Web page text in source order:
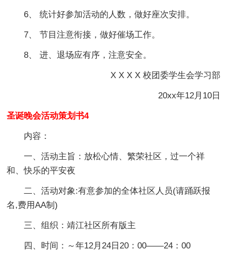
6、 统计好参加活动的人数，做好座次安排。
7、 节目注意衔接，做好催场工作。
8、 进、退场应有序，注意安全。
X X X X 校团委学生会学习部
20xx年12月10日
圣诞晚会活动策划书4
内容：
一、活动主旨：放松心情、繁荣社区，过一个祥
和、快乐的平安夜
二、活动对象:有意参加的全体社区人员(请踊跃报
名,费用AA制)
三、组织：靖江社区所有版主
四、时间：～年12月24日20：00——24：00